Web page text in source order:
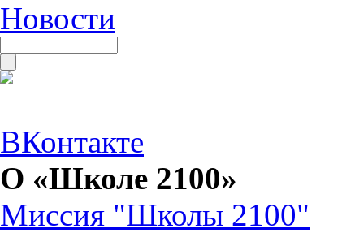
Новости
ВКонтакте
О «Школе 2100»
Миссия "Школы 2100"